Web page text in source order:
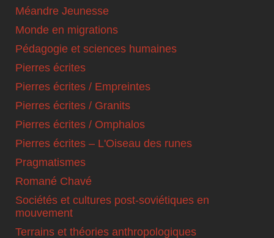
Méandre Jeunesse
Monde en migrations
Pédagogie et sciences humaines
Pierres écrites
Pierres écrites / Empreintes
Pierres écrites / Granits
Pierres écrites / Omphalos
Pierres écrites – L'Oiseau des runes
Pragmatismes
Romané Chavé
Sociétés et cultures post-soviétiques en
mouvement
Terrains et théories anthropologiques